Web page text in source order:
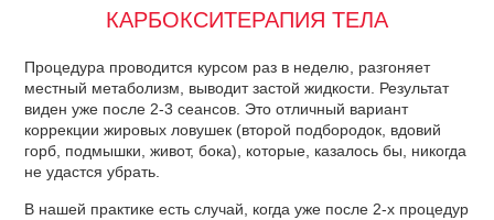
КАРБОКСИТЕРАПИЯ ТЕЛА
Процедура проводится курсом раз в неделю, разгоняет
местный метаболизм, выводит застой жидкости. Результат
виден уже после 2-3 сеансов. Это отличный вариант
коррекции жировых ловушек (второй подбородок, вдовий
горб, подмышки, живот, бока), которые, казалось бы, никогда
не удастся убрать.
В нашей практике есть случай, когда уже после 2-х процедур